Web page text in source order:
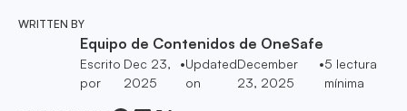
WRITTEN BY
Equipo de Contenidos de OneSafe
Escrito
por
Dec 23,
2025
•Updated
on
December
23, 2025
•5 lectura
mínima